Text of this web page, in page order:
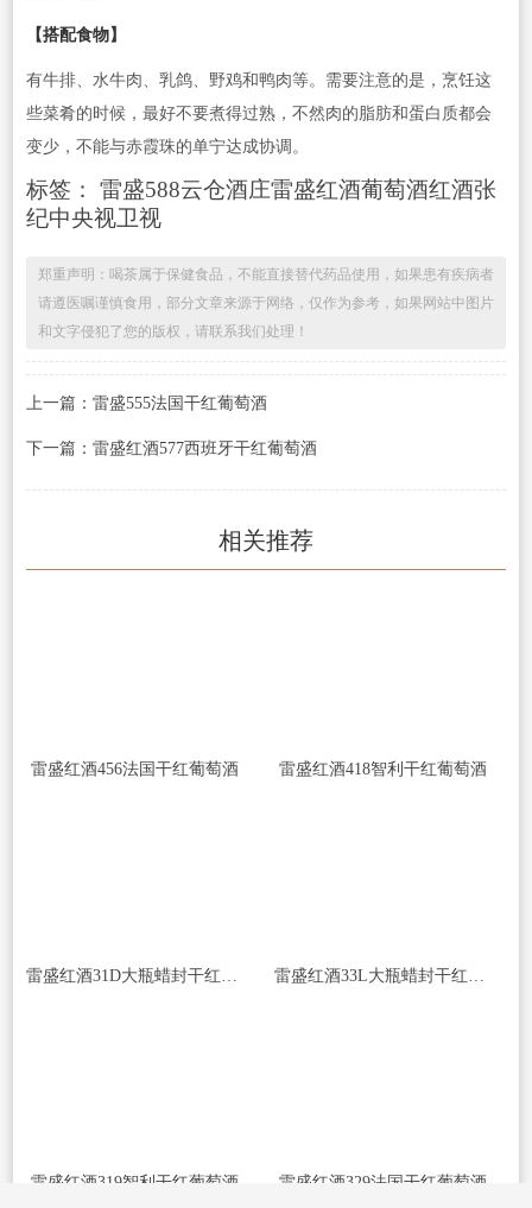
【搭配食物】
有牛排、水牛肉、乳鸽、野鸡和鸭肉等。需要注意的是，烹饪这
些菜肴的时候，最好不要煮得过熟，不然肉的脂肪和蛋白质都会
变少，不能与赤霞珠的单宁达成协调。
标签： 雷盛588云仓酒庄雷盛红酒葡萄酒红酒张
纪中央视卫视
郑重声明：喝茶属于保健食品，不能直接替代药品使用，如果患有疾病者
请遵医嘱谨慎食用，部分文章来源于网络，仅作为参考，如果网站中图片
和文字侵犯了您的版权，请联系我们处理！
上一篇：雷盛555法国干红葡萄酒
下一篇：雷盛红酒577西班牙干红葡萄酒
相关推荐
雷盛红酒456法国干红葡萄酒 雷盛红酒418智利干红葡萄酒
雷盛红酒31D大瓶蜡封干红葡萄酒 雷盛红酒33L大瓶蜡封干红葡萄酒
雷盛红酒319智利干红葡萄酒 雷盛红酒329法国干红葡萄酒